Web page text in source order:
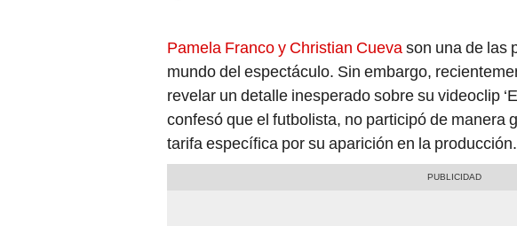
Pamela Franco y Christian Cuevason una de las
mundo del espectáculo. Sin embargo,
revelar un detalle inesperado sobre su videoclip
confesó que el futbolista, no participó de manera
tarifa específica por su aparición en la producción.